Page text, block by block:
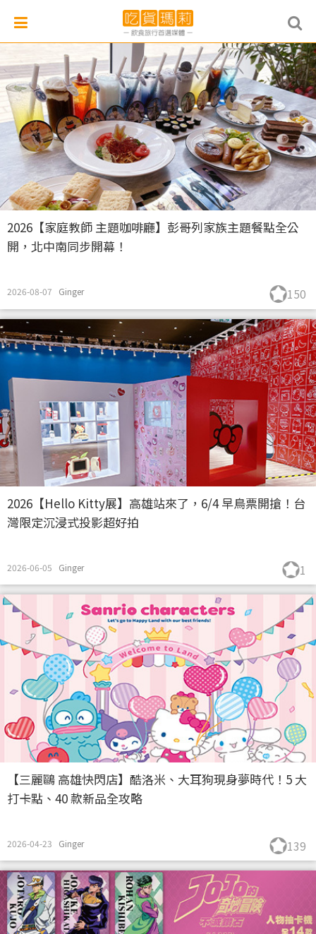
2026【家庭教師 主題咖啡廳】彭哥列家族主題餐點全公
開，北中南同步開幕！
2026-08-07 Ginger 150
2026【Hello Kitty展】高雄站來了，6/4 早鳥票開搶！台
灣限定沉浸式投影超好拍
2026-06-05 Ginger 1
【三麗鷗 高雄快閃店】酷洛米、大耳狗現身夢時代！5 大
打卡點、40 款新品全攻略
2026-04-23 Ginger 139